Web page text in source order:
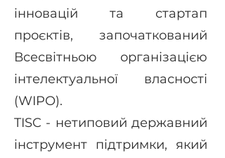
інновацій та стартап
проєктів, започаткований
Всесвітньою організацією
інтелектуальної власності
(WIPO).
TISC - нетиповий державний
інструмент підтримки, який